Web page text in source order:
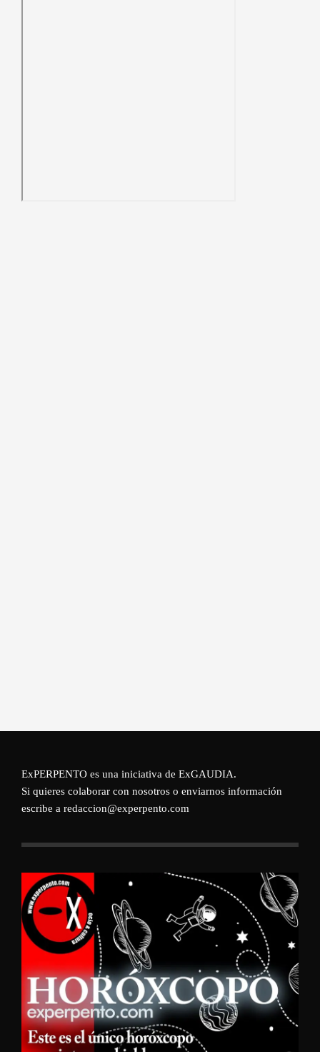
ExPERPENTO es una iniciativa de ExGAUDIA.
Si quieres colaborar con nosotros o enviarnos información
escribe a redaccion@experpento.com